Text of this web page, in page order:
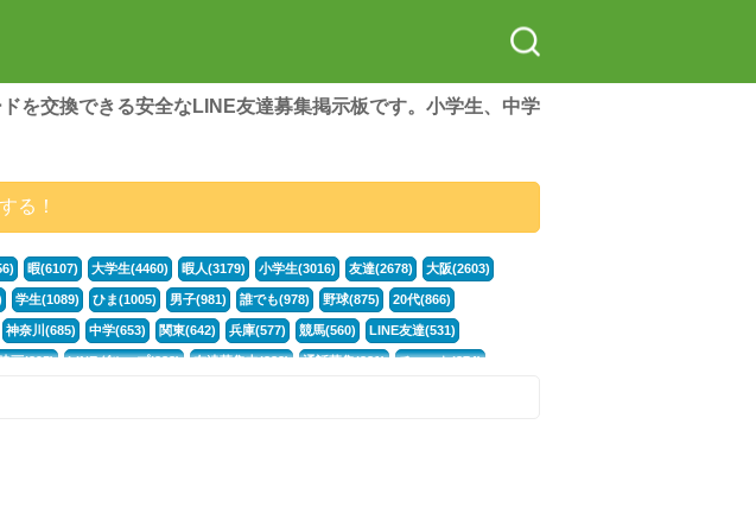
を交換できる安全なLINE友達募集掲示板です。小学生、中学
る！
暇(6107) 大学生(4460) 暇人(3179) 小学生(3016) 友達(2678) 大阪(2603)
学生(1089) ひま(1005) 男子(981) 誰でも(978) 野球(875) 20代(866)
神奈川(685) 中学(653) 関東(642) 兵庫(577) 競馬(560) LINE友達(531)
画(395) LINEグループ(388) 友達募集中(382) 通話募集(381) チャット(374)